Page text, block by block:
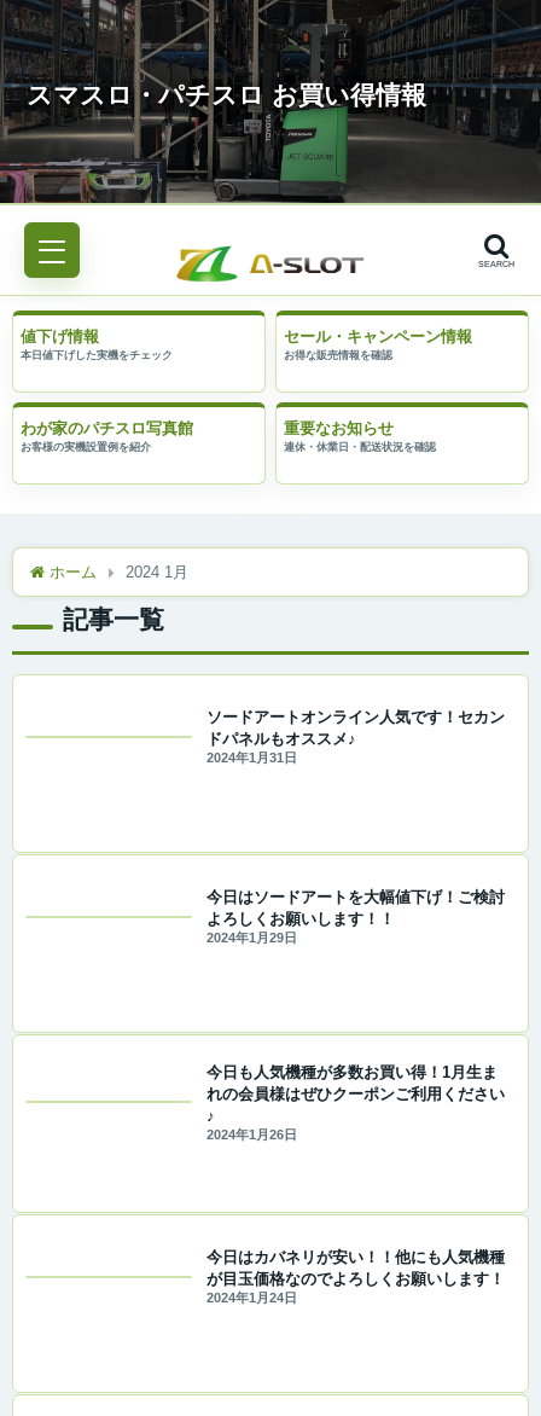
SEARCH
値下げ情報 セール・キャンペーン情報
わが家のパチスロ写真館 重要なお知らせ
ホーム 2024 1月
記事一覧
ソードアートオンライン人気です！セカン
ドパネルもオススメ♪
2024年1月31日
今日はソードアートを大幅値下げ！ご検討
よろしくお願いします！！
2024年1月29日
今日も人気機種が多数お買い得！1月生ま
れの会員様はぜひクーポンご利用ください
♪
2024年1月26日
今日はカバネリが安い！！他にも人気機種
が目玉価格なのでよろしくお願いします！
2024年1月24日